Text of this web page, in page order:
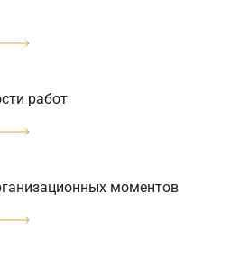
работ
моментов